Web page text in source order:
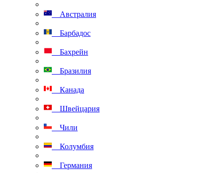
Австралия
Барбадос
Бахрейн
Бразилия
Канада
Швейцария
Чили
Колумбия
Германия